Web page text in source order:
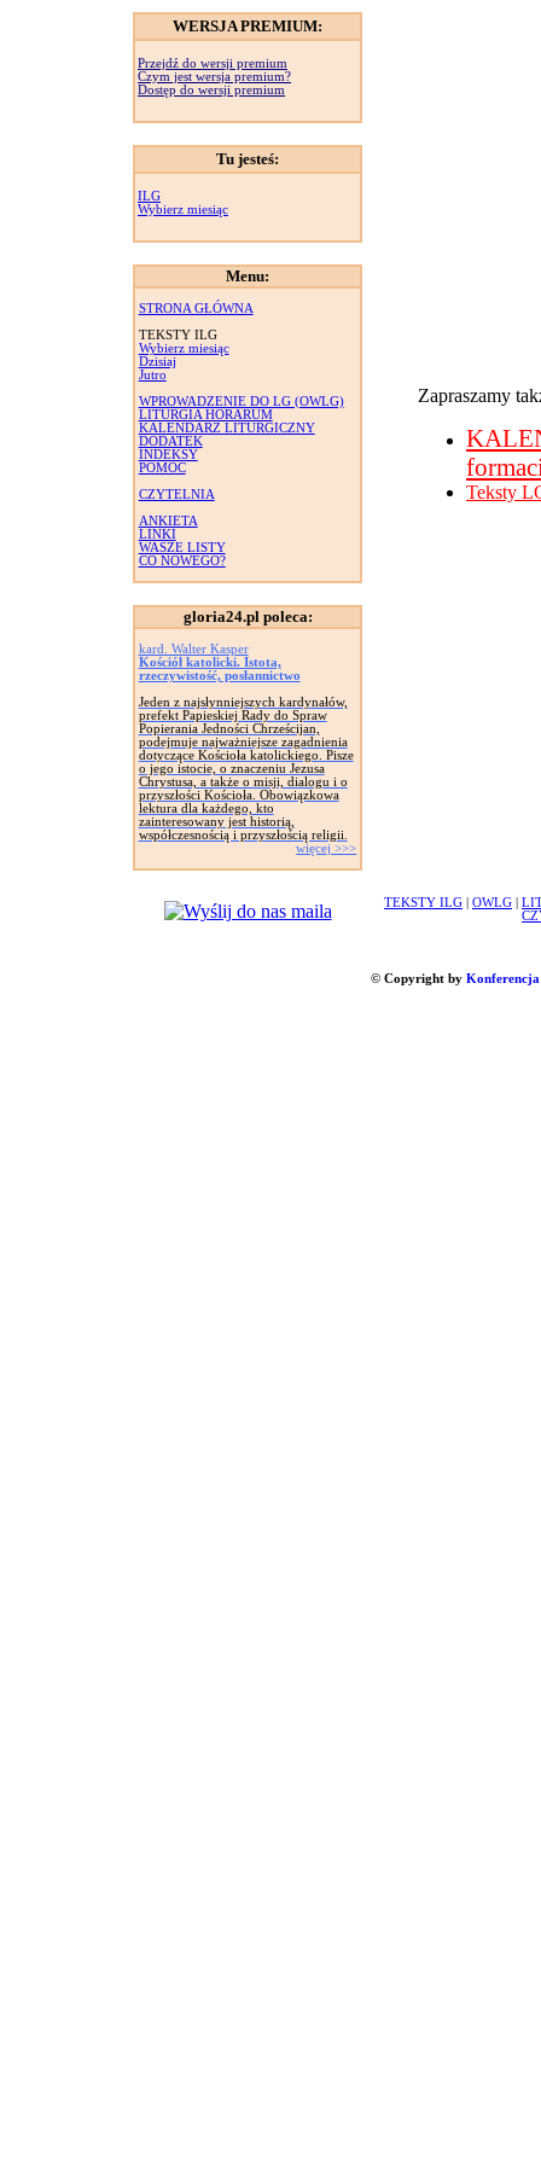
WERSJA PREMIUM:
Przejdź do wersji premium
Czym jest wersja premium?
Dostęp do wersji premium
Tu jesteś:
ILG
Wybierz miesiąc
Menu:
STRONA GŁÓWNA
TEKSTY ILG
Wybierz miesiąc
Dzisiaj
Jutro
WPROWADZENIE DO LG (OWLG)
LITURGIA HORARUM
KALENDARZ LITURGICZNY
DODATEK
INDEKSY
POMOC
CZYTELNIA
ANKIETA
LINKI
WASZE LISTY
CO NOWEGO?
gloria24.pl poleca:
kard. Walter Kasper
Kościół katolicki. Istota,
rzeczywistość, posłannictwo
Jeden z najsłynniejszych kardynałów,
prefekt Papieskiej Rady do Spraw
Popierania Jedności Chrześcijan,
podejmuje najważniejsze zagadnienia
dotyczące Kościoła katolickiego. Pisze
o jego istocie, o znaczeniu Jezusa
Chrystusa, a także o misji, dialogu i o
przyszłości Kościoła. Obowiązkowa
lektura dla każdego, kto
zainteresowany jest historią,
współczesnością i przyszłością religii.
więcej >>>
Zapraszamy
Teksty
TEKSTY ILG OWLG
© Copyright by Konferencja